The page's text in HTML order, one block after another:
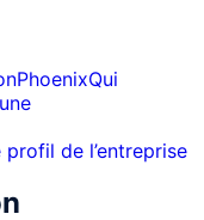
PhoenixQui
de l’entreprise